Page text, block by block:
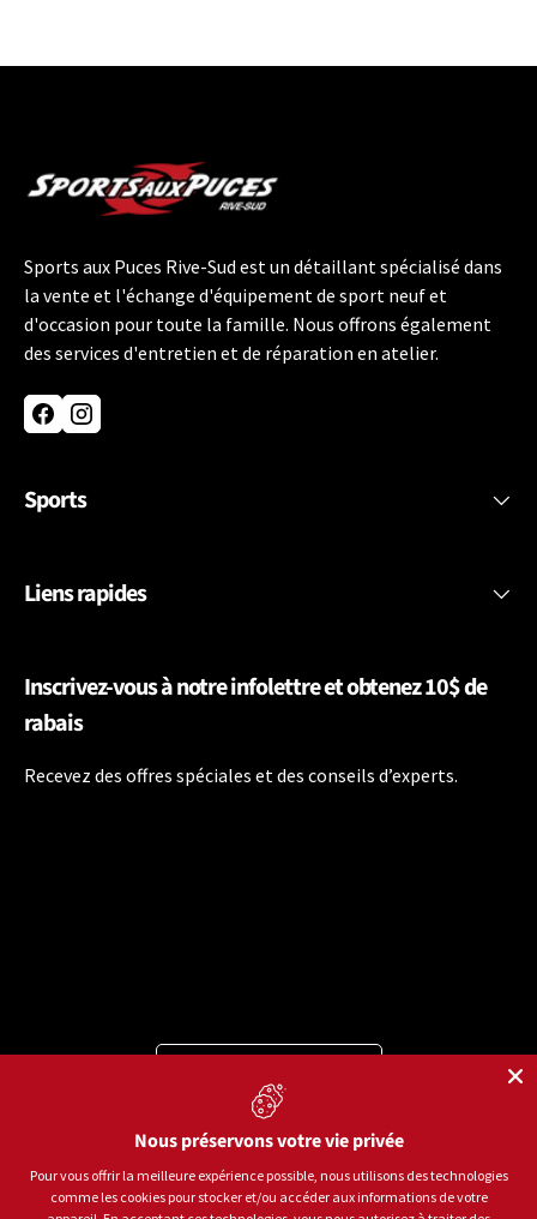
Sports aux Puces Rive-Sud est un détaillant spécialisé dans
la vente et l'échange d'équipement de sport neuf et
d'occasion pour toute la famille. Nous offrons également
des services d'entretien et de réparation en atelier.
FacebookInstagram
Sports
Liens rapides
Inscrivez-vous à notre infolettre et obtenez 10$ de
rabais
Recevez des offres spéciales et des conseils d’experts.
Moyens de paiement acceptés
Langue
Nous préservons votre vie privée
Pour vous offrir la meilleure expérience possible, nous utilisons des technologies
comme les cookies pour stocker et/ou accéder aux informations de votre